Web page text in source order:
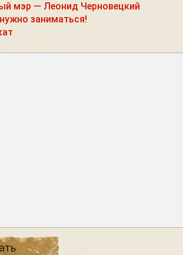
мэр — Леонид Черновецкий
заниматься!